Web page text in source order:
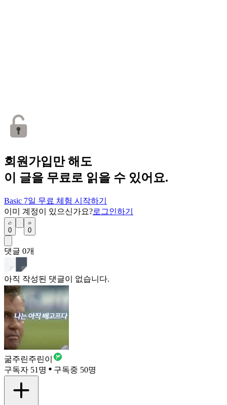
회원가입만 해도
이 글을 무료로 읽을 수 있어요.
Basic 7일 무료 체험 시작하기
이미 계정이 있으신가요?로그인하기
0 0
댓글 0개
아직 작성된 댓글이 없습니다.
굶주린주린이
구독자 51명
구독중 50명